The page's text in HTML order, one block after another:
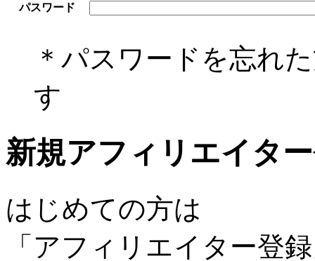
パスワード
＊パスワードを忘れ
す
新規アフィリエイタ
はじめての方は
「アフィリエイター登